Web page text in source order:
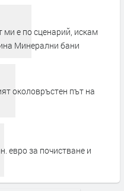
е по сценарий, искам
Минерални бани
околовръстен път на
евро за почистване и